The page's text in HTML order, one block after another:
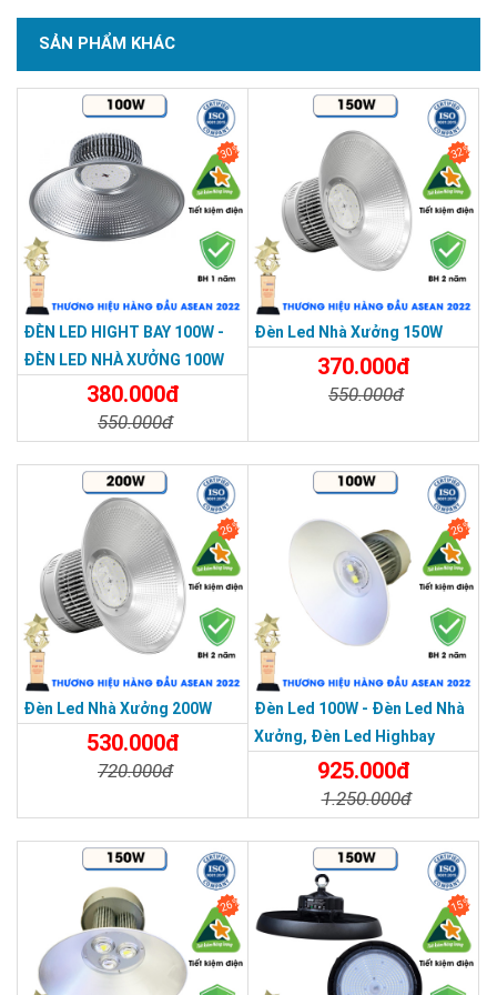
>>> Xem thêm: Đèn led nhà xưởng
chỉ từ 320k,
giao toàn quốc, độ sáng mạnh
Phân tích kỹ thuật chuyên sâu Đèn LED nhà
xưởng UFO 100W
Chip LED Philips Lumileds SMD2835
SẢN PHẨM KHÁC
30%
ĐÈN LED HIGHT BAY 100W -
ĐÈN LED NHÀ XƯỞNG 100W
380.000đ
550.000đ
32%
Đèn Led Nhà Xưởng 150W
370.000đ
550.000đ
26%
Đèn Led Nhà Xưởng 200W
530.000đ
720.000đ
26%
Đèn Led 100W - Đèn Led Nhà
Xưởng, Đèn Led Highbay
925.000đ
1.250.000đ
26% 15%